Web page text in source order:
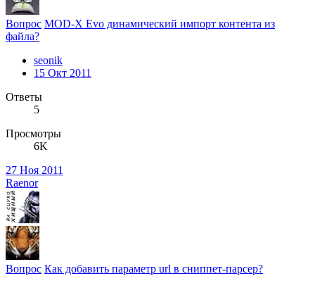
Вопрос MOD-X Evo динамический импорт контента из
файла?
seonik
15 Окт 2011
Ответы
5
Просмотры
6K
27 Ноя 2011
Raenor
Вопрос Как добавить параметр url в сниппет-парсер?